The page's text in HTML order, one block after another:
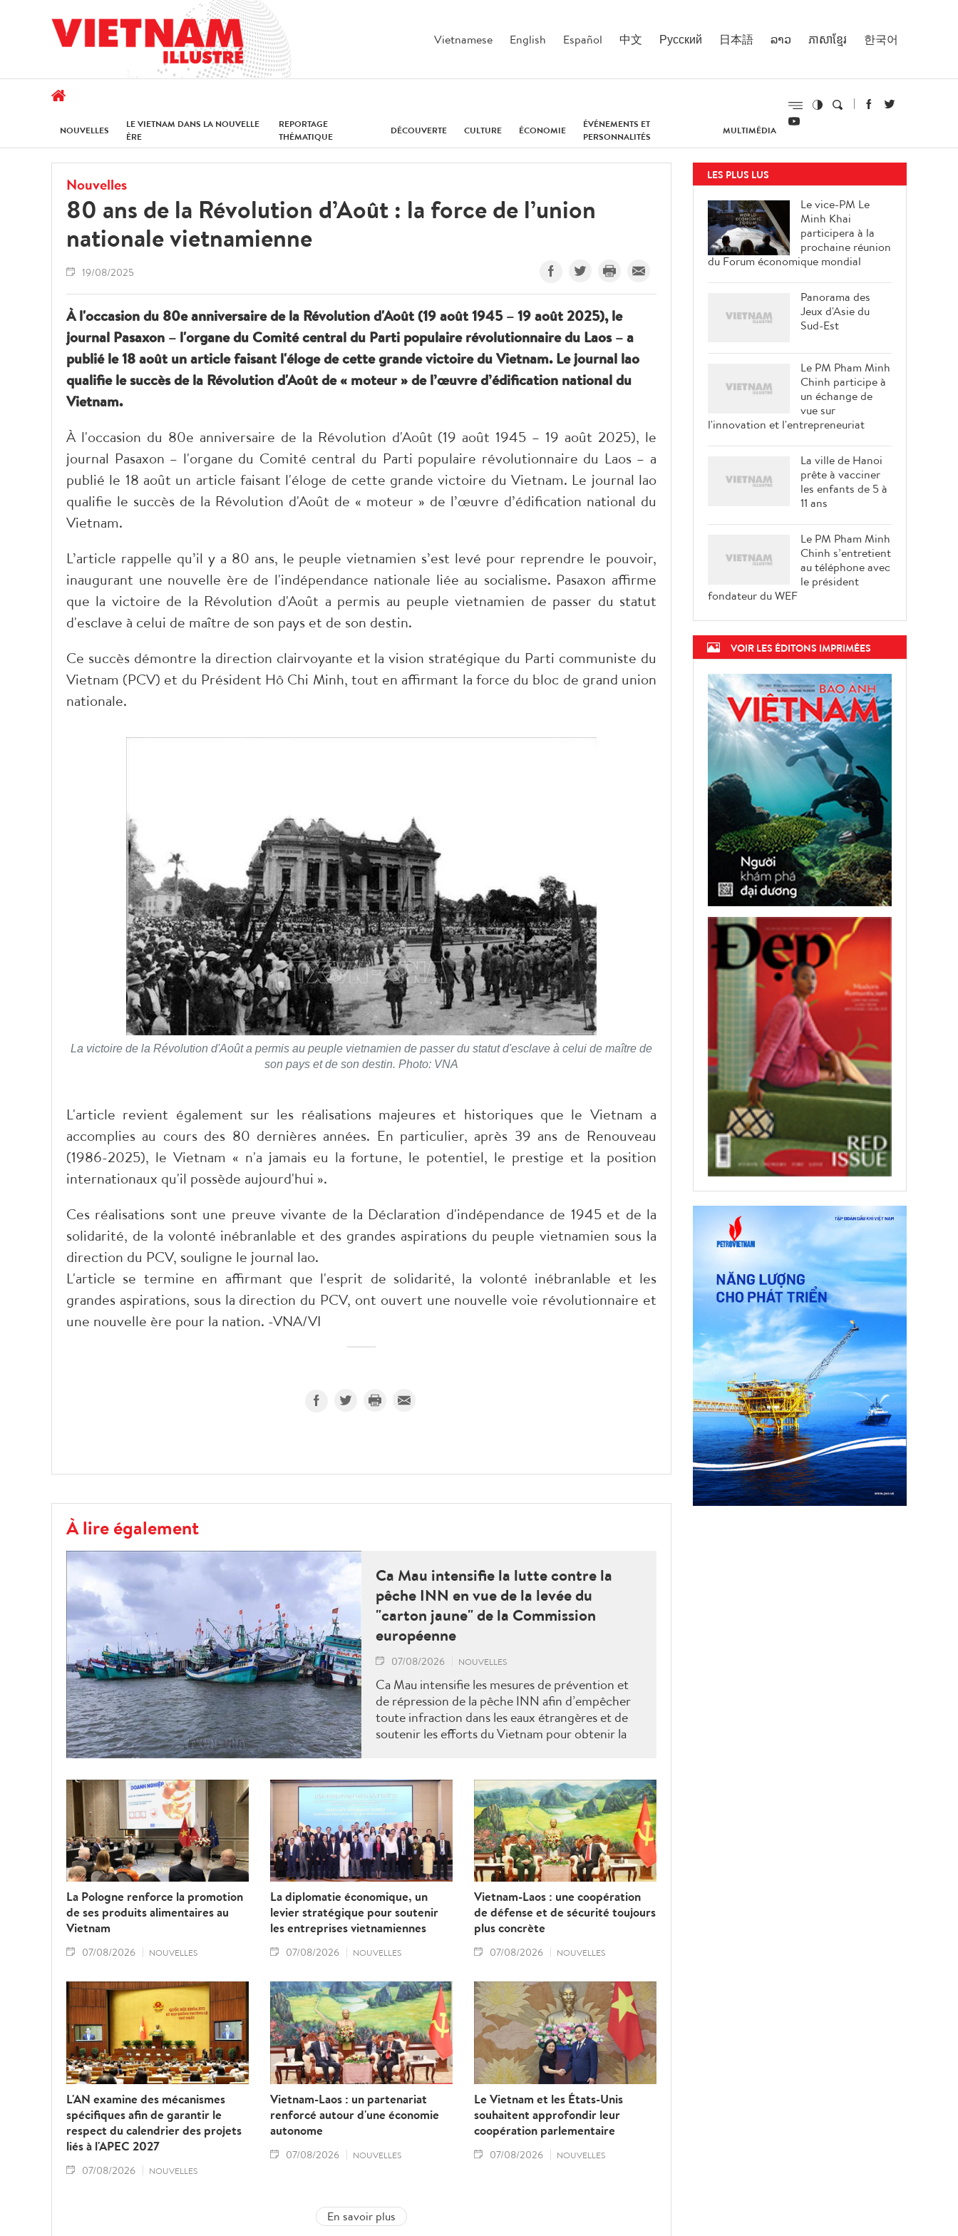
Vietnamese English Español 中文 Русский 日本語 ລາວ ភាសាខ្មែរ 한국어
NOUVELLES
LE VIETNAM DANS LA NOUVELLE
ÈRE
REPORTAGE
THÉMATIQUE
DÉCOUVERTE CULTURE ÉCONOMIE
ÉVÉNEMENTS ET
PERSONNALITÉS
MULTIMÉDIA
Nouvelles
80 ans de la Révolution d’Août : la force de l’union
nationale vietnamienne
19/08/2025
À l'occasion du 80e anniversaire de la Révolution d'Août (19 août 1945 – 19 août 2025), le
journal Pasaxon – l'organe du Comité central du Parti populaire révolutionnaire du Laos – a
publié le 18 août un article faisant l'éloge de cette grande victoire du Vietnam. Le journal lao
qualifie le succès de la Révolution d'Août de « moteur » de l’œuvre d’édification national du
Vietnam.
À l'occasion du 80e anniversaire de la Révolution d'Août (19 août 1945 – 19 août 2025), le
journal Pasaxon – l'organe du Comité central du Parti populaire révolutionnaire du Laos – a
publié le 18 août un article faisant l'éloge de cette grande victoire du Vietnam. Le journal lao
qualifie le succès de la Révolution d'Août de « moteur » de l’œuvre d’édification national du
Vietnam.
L’article rappelle qu’il y a 80 ans, le peuple vietnamien s’est levé pour reprendre le pouvoir,
inaugurant une nouvelle ère de l'indépendance nationale liée au socialisme. Pasaxon affirme
que la victoire de la Révolution d'Août a permis au peuple vietnamien de passer du statut
d'esclave à celui de maître de son pays et de son destin.
Ce succès démontre la direction clairvoyante et la vision stratégique du Parti communiste du
Vietnam (PCV) et du Président Hô Chi Minh, tout en affirmant la force du bloc de grand union
nationale.
La victoire de la Révolution d'Août a permis au peuple vietnamien de passer du statut d'esclave à celui de maître de
son pays et de son destin. Photo: VNA
L'article revient également sur les réalisations majeures et historiques que le Vietnam a
accomplies au cours des 80 dernières années. En particulier, après 39 ans de Renouveau
(1986-2025), le Vietnam « n'a jamais eu la fortune, le potentiel, le prestige et la position
internationaux qu'il possède aujourd'hui ».
Ces réalisations sont une preuve vivante de la Déclaration d'indépendance de 1945 et de la
solidarité, de la volonté inébranlable et des grandes aspirations du peuple vietnamien sous la
direction du PCV, souligne le journal lao.
L'article se termine en affirmant que l'esprit de solidarité, la volonté inébranlable et les
grandes aspirations, sous la direction du PCV, ont ouvert une nouvelle voie révolutionnaire et
une nouvelle ère pour la nation. -VNA/VI
À lire également
Ca Mau intensifie la lutte contre la
pêche INN en vue de la levée du
"carton jaune" de la Commission
européenne
07/08/2026 NOUVELLES
Ca Mau intensifie les mesures de prévention et
de répression de la pêche INN afin d’empêcher
toute infraction dans les eaux étrangères et de
soutenir les efforts du Vietnam pour obtenir la
La Pologne renforce la promotion
de ses produits alimentaires au
Vietnam
07/08/2026 NOUVELLES
La diplomatie économique, un
levier stratégique pour soutenir
les entreprises vietnamiennes
07/08/2026 NOUVELLES
Vietnam-Laos : une coopération
de défense et de sécurité toujours
plus concrète
07/08/2026 NOUVELLES
L'AN examine des mécanismes
spécifiques afin de garantir le
respect du calendrier des projets
liés à l'APEC 2027
07/08/2026 NOUVELLES
Vietnam-Laos : un partenariat
renforcé autour d'une économie
autonome
07/08/2026 NOUVELLES
Le Vietnam et les États-Unis
souhaitent approfondir leur
coopération parlementaire
07/08/2026 NOUVELLES
En savoir plus
LES PLUS LUS
Le vice-PM Le
Minh Khai
participera à la
prochaine réunion
du Forum économique mondial
Panorama des
Jeux d'Asie du
Sud-Est
Le PM Pham Minh
Chinh participe à
un échange de
vue sur
l'innovation et l'entrepreneuriat
La ville de Hanoi
prête à vacciner
les enfants de 5 à
11 ans
Le PM Pham Minh
Chinh s’entretient
au téléphone avec
le président
fondateur du WEF
VOIR LES ÉDITONS IMPRIMÉES